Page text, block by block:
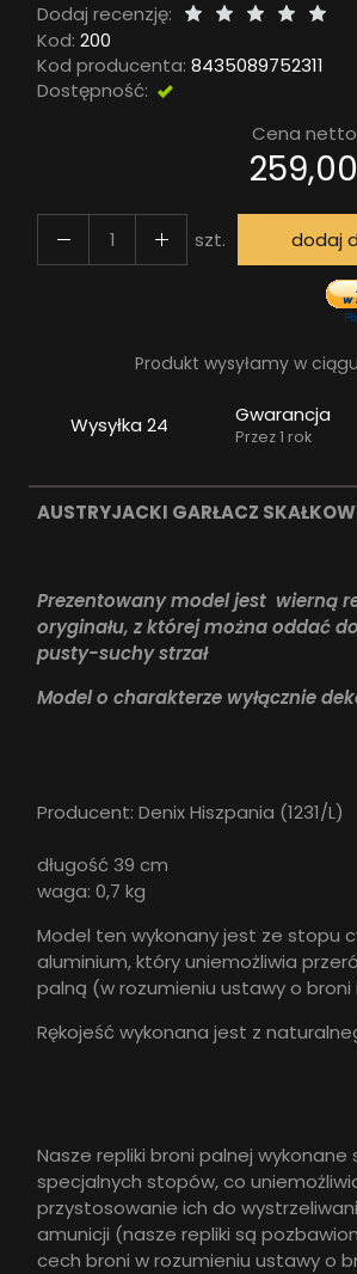
Dodaj recenzję:
Kod: 200
Kod producenta: 8435089752311
Dostępność:
Cena
szt. dodaj
Produkt wysyłamy w
Wysyłka 24 Gwarancja
Przez 1 rok
AUSTRYJACKI GARŁACZ
Prezentowany model jest wierną
oryginału, z której można oddać
pusty-suchy strzał
Model o charakterze wyłącznie
Producent: Denix Hiszpania (1231/L)
długość 39 cm
waga: 0,7 kg
Model ten wykonany jest ze stopu
aluminium, który uniemożliwia
palną (w rozumieniu ustawy o broni
Rękojeść wykonana jest z
Nasze repliki broni palnej wykonane
specjalnych stopów, co
przystosowanie ich do
amunicji (nasze repliki są
cech broni w rozumieniu ustawy o